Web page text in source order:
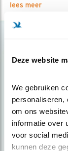
Deze website
We gebruiken
personaliseren,
om ons
informatie over
voor social
kunnen deze
lees meer
Op de
Meld je aan en
over vogels en